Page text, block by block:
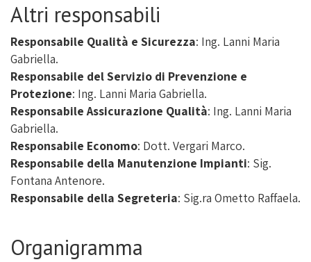
Altri responsabili
Responsabile Qualità e Sicurezza: Ing. Lanni Maria
Gabriella.
Responsabile del Servizio di Prevenzione e
Protezione: Ing. Lanni Maria Gabriella.
Responsabile Assicurazione Qualità: Ing. Lanni Maria
Gabriella.
Responsabile Economo: Dott. Vergari Marco.
Responsabile della Manutenzione Impianti: Sig.
Fontana Antenore.
Responsabile della Segreteria: Sig.ra Ometto Raffaela.
Organigramma